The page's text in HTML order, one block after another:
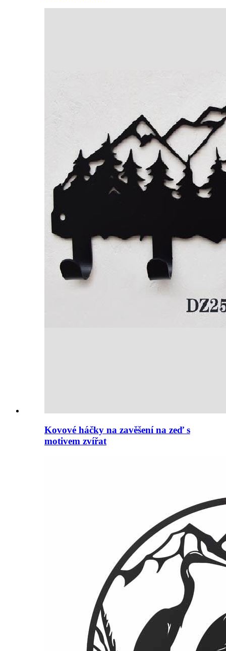
Kovové háčky na zavěšení na zeď s
motivem zvířat